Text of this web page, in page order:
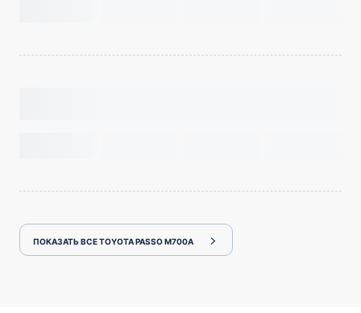
ПОКАЗАТЬ ВСЕ TOYOTA PASSO M700A